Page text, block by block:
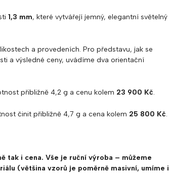
1,3 mm, které vytvářejí jemný, elegantní světelný
a provedeních. Pro představu, jak se
a výsledné ceny, uvádíme dva orientační
přibližně 4,2 g a cenu kolem 23 900 Kč.
činit přibližně 4,7 g a cena kolem 25 800 Kč.
tak i cena. Vše je ruční výroba – můžeme
(většina vzorů je poměrně masivní, umíme i